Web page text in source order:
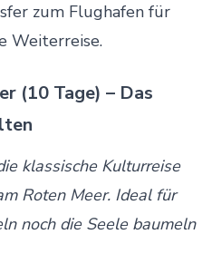
zum Flughafen für
Weiterreise.
(10 Tage) – Das
klassische Kulturreise
Roten Meer. Ideal für
noch die Seele baumeln